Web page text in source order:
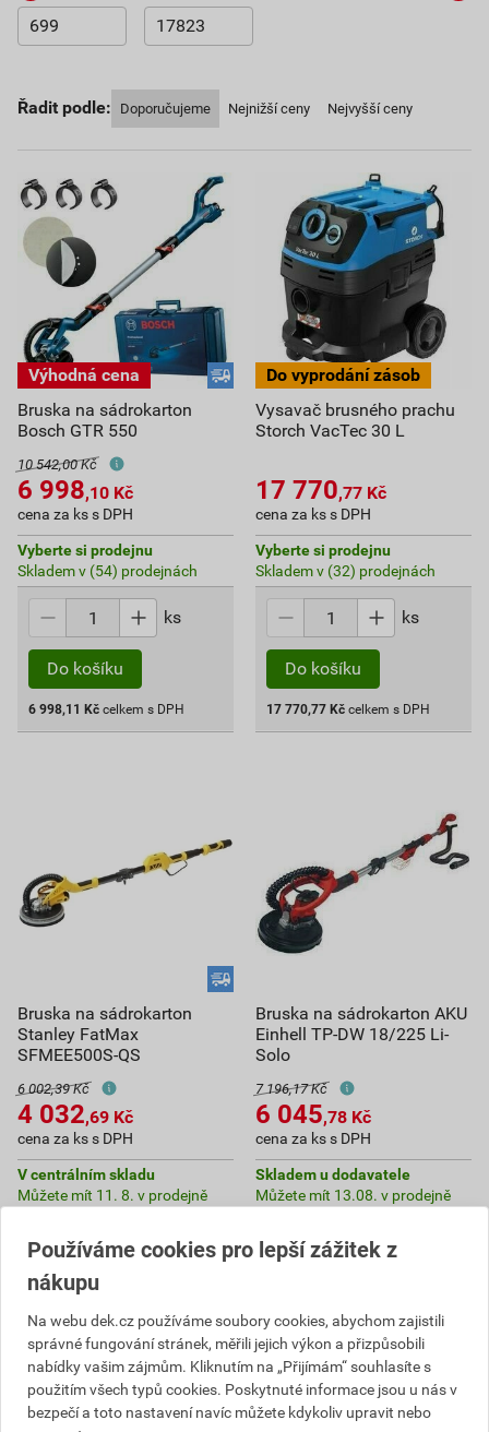
Řadit podle: Doporučujeme Nejnižší ceny Nejvyšší ceny
Bruska na sádrokarton
Bosch GTR 550
10 542,00 Kč
6 998,10 Kč
cena za ks s DPH
Vyberte si prodejnu
Skladem v (54) prodejnách
ks
Do košíku
6 998,11 Kč celkem s DPH
Vysavač brusného prachu
Storch VacTec 30 L
17 770,77 Kč
cena za ks s DPH
Vyberte si prodejnu
Skladem v (32) prodejnách
ks
Do košíku
17 770,77 Kč celkem s DPH
Bruska na sádrokarton
Stanley FatMax
SFMEE500S-QS
6 002,39 Kč
4 032,69 Kč
cena za ks s DPH
V centrálním skladu
Můžete mít 11. 8. v prodejně
ks
Do košíku
Kč celkem s DPH
Bruska na sádrokarton AKU
Einhell TP-DW 18/225 Li-
Solo
7 196,17 Kč
6 045,78 Kč
cena za ks s DPH
Skladem u dodavatele
Můžete mít 13.08. v prodejně
6 045,78 celkem s DPH
Používáme cookies pro lepší zážitek z
nákupu
Na webu dek.cz používáme soubory cookies, abychom zajistili
správné fungování stránek, měřili jejich výkon a přizpůsobili
nabídky vašim zájmům. Kliknutím na „Přijímám“ souhlasíte s
použitím všech typů cookies. Poskytnuté informace jsou u nás v
bezpečí a toto nastavení navíc můžete kdykoliv upravit nebo